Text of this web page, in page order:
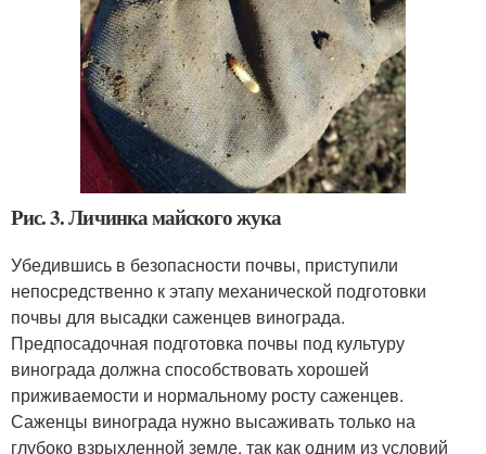
Рис. 3. Личинка майского жука
Убедившись в безопасности почвы, приступили
непосредственно к этапу механической подготовки
почвы для высадки саженцев винограда.
Предпосадочная подготовка почвы под культуру
винограда должна способствовать хорошей
приживаемости и нормальному росту саженцев.
Саженцы винограда нужно высаживать только на
глубоко взрыхленной земле, так как одним из условий